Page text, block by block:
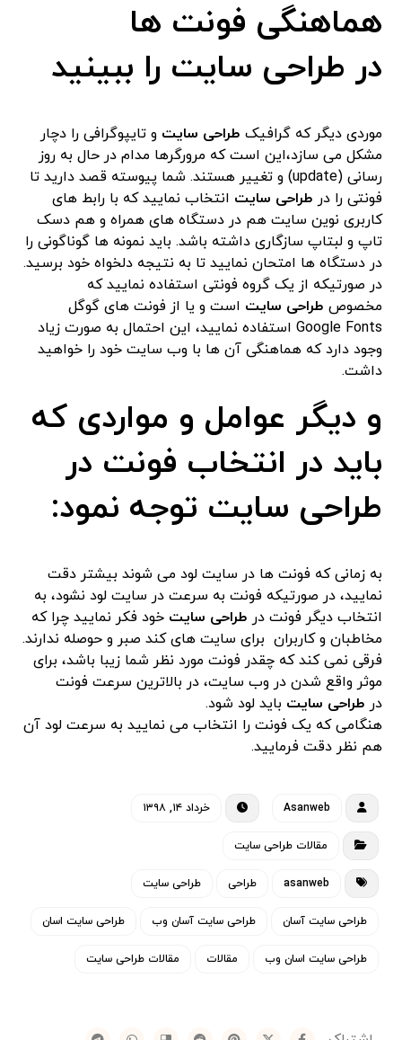
هماهنگی فونت ها
در طراحی سایت را ببینید
موردی دیگر که گرافیک طراحی سایت و تایپوگرافی را دچار
مشکل می سازد،این است که مرورگرها مدام در حال به روز
رسانی (update) و تغییر هستند. شما پیوسته قصد دارید تا
فونتی را در طراحی سایت انتخاب نمایید که با رابط های
کاربری نوین سایت هم در دستگاه های همراه و هم دسک
تاپ و لبتاپ سازگاری داشته باشد. باید نمونه ها گوناگونی را
در دستگاه ها امتحان نمایید تا به نتیجه دلخواه خود برسید.
در صورتیکه از یک گروه فونتی استفاده نمایید که
مخصوص طراحی سایت است و یا از فونت های گوگل
Google Fonts استفاده نمایید، این احتمال به صورت زیاد
وجود دارد که هماهنگی آن ها با وب سایت خود را خواهید
داشت.
و دیگر عوامل و مواردی که
باید در انتخاب فونت در
طراحی سایت توجه نمود:
به زمانی که فونت ها در سایت لود می شوند بیشتر دقت
نمایید، در صورتیکه فونت به سرعت در سایت لود نشود، به
انتخاب دیگر فونت در طراحی سایت خود فکر نمایید چرا که
مخاطبان و کاربران برای سایت های کند صبر و حوصله ندارند.
فرقی نمی کند که چقدر فونت مورد نظر شما زیبا باشد، برای
موثر واقع شدن در وب سایت، در بالاترین سرعت فونت
در طراحی سایت باید لود شود.
هنگامی که یک فونت را انتخاب می نمایید به سرعت لود آن
هم نظر دقت فرمایید.
Asanweb خرداد ۱۴, ۱۳۹۸
مقالات طراحی سایت
asanweb طراحی طراحی سایت
طراحی سایت آسان طراحی سایت آسان وب طراحی سایت اسان
طراحی سایت اسان وب مقالات مقالات طراحی سایت